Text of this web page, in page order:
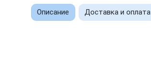
Описание Доставка и оплата